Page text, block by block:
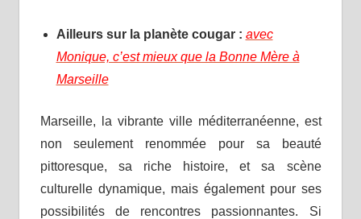
Ailleurs sur la planète cougar : avec
Monique, c’est mieux que la Bonne Mère à
Marseille
Marseille, la vibrante ville méditerranéenne, est
non seulement renommée pour sa beauté
pittoresque, sa riche histoire, et sa scène
culturelle dynamique, mais également pour ses
possibilités de rencontres passionnantes. Si